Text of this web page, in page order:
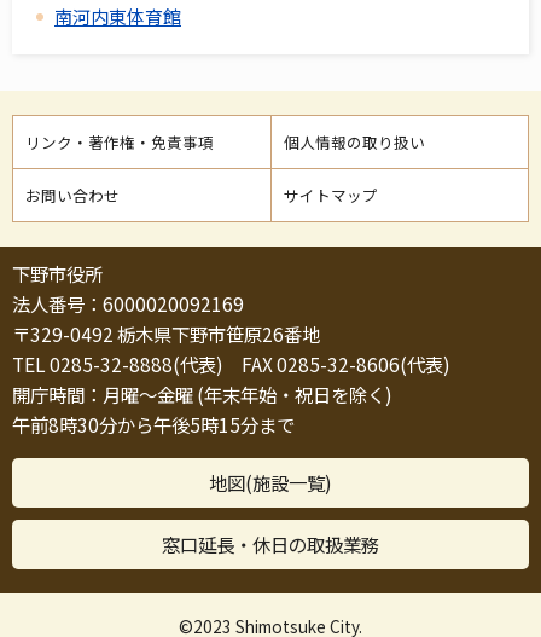
南河内東体育館
リンク・著作権・免責事項 個人情報の取り扱い
お問い合わせ サイトマップ
下野市役所
法人番号：6000020092169
〒329-0492 栃木県下野市笹原26番地
TEL 0285-32-8888(代表) FAX 0285-32-8606(代表)
開庁時間：月曜～金曜 (年末年始・祝日を除く)
午前8時30分から午後5時15分まで
地図(施設一覧)
窓口延長・休日の取扱業務
©2023 Shimotsuke City.